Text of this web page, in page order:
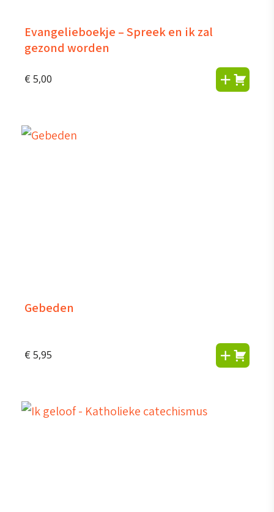
Evangelieboekje – Spreek en ik zal
gezond worden
€ 5,00
Gebeden
€ 5,95